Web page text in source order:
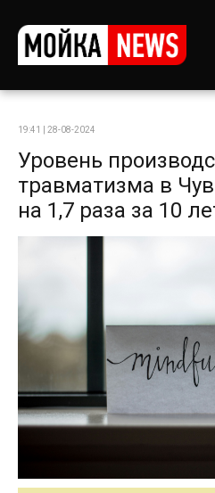
19:41 | 28-08-2024
Уровень
травматизма в
на 1,7 раза за 10